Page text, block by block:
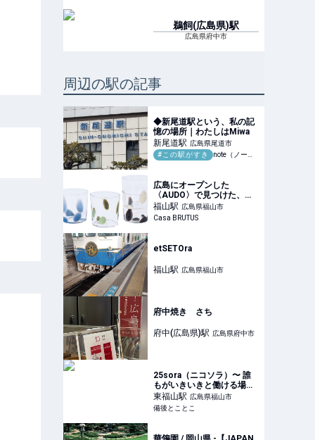
鵜飼(広島県)駅
広島県府中市
周辺の駅の記事
◆新尾道駅という、私の記
憶の場所｜わたしはMiwa
新尾道駅 広島県尾道市
#この駅がすき
note（ノート）
広島にオープンした
〈AUDO〉で見つけた、台
湾×スウェーデンによるガラ
スコレクション。
福山駅 広島県福山市
Casa BRUTUS
etSETOra
福山駅 広島県福山市
府中焼き さち
府中(広島県)駅 広島県府中市
25sora（ニコソラ）〜 誰
もがいきいきと働ける場所
を目指すソフトクリーム屋
- 備後とことこ
東福山駅 広島県福山市
備後とことこ